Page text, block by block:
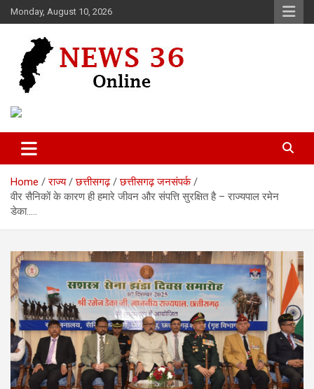
Skip
to
Monday, August 10, 2026
News 36
Home राज्य छत्तीसगढ़
छत्तीसगढ़ जनसंपर्क
वीर सैनिकों के कारण ही हमारे जीवन और संपत्ति सुरक्षित है – राज्यपाल रमेन
डेका…..